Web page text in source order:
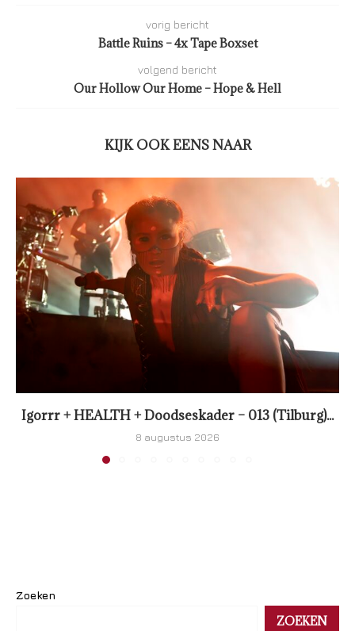
vorig bericht
Battle Ruins – 4x Tape Boxset
volgend bericht
Our Hollow Our Home – Hope & Hell
KIJK OOK EENS NAAR
Igorrr + HEALTH + Doodseskader – 013 (Tilburg)...
8 augustus 2026
Zoeken
ZOEKEN